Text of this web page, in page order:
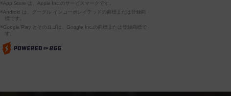
※App Store は、Apple Inc.のサービスマークです。
※Android は、グーグル インコーポレイテッドの商標または登録商
標です。
※Google Play とそのロゴは、Google Inc.の商標または登録商標で
す。